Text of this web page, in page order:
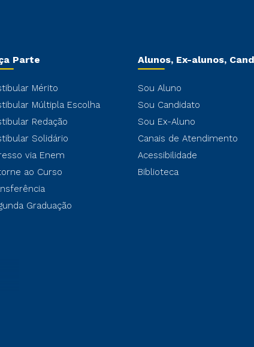
Parte
Mérito
Múltipla Escolha
Redação
Solidário
via Enem
ao Curso
Graduação
Alunos, Ex-alunos,
Sou Aluno
Sou Candidato
Sou Ex-Aluno
Canais de Atendimento
Acessibilidade
Biblioteca